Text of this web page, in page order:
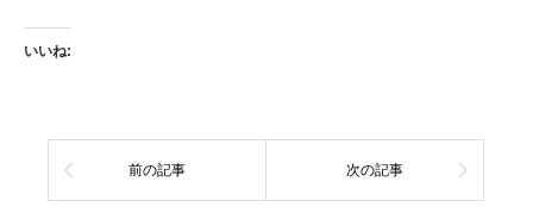
いいね:
前の記事 次の記事